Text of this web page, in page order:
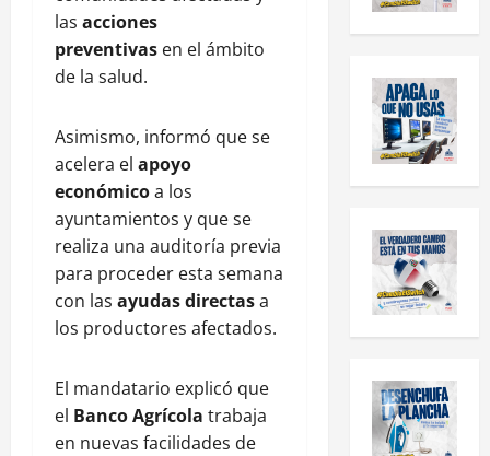
las acciones
preventivas en el ámbito
de la salud.
Asimismo, informó que se
acelera el apoyo
económicoa los
ayuntamientos y que se
realiza una auditoría previa
para proceder esta semana
con las ayudas directasa
los productores afectados.
El mandatario explicó que
el Banco Agrícola trabaja
en nuevas facilidades de